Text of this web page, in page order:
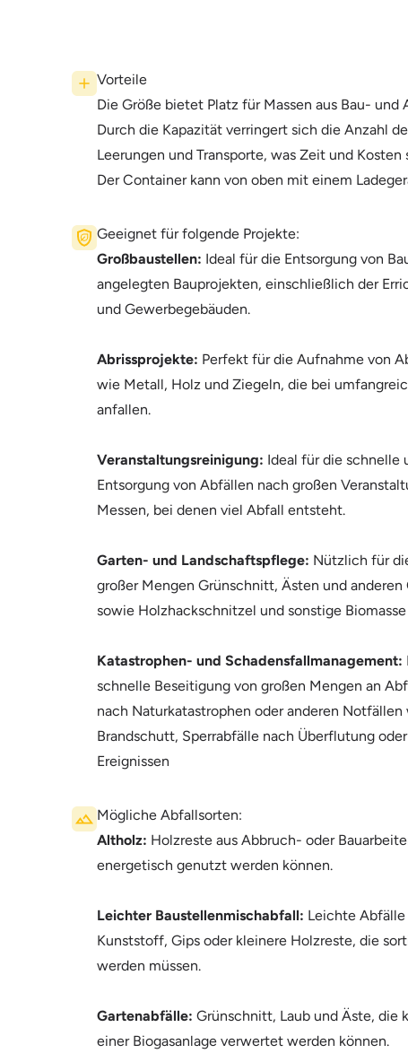
Vorteile
Die Größe bietet Platz für Massen aus Bau- und
Durch die Kapazität verringert sich die Anzahl
Leerungen und Transporte, was Zeit und Kosten
Der Container kann von oben mit einem
Geeignet für folgende Projekte:
Großbaustellen: Ideal für die Entsorgung von
angelegten Bauprojekten, einschließlich der
und Gewerbegebäuden.
Abrissprojekte: Perfekt für die Aufnahme von
wie Metall, Holz und Ziegeln, die bei
anfallen.
Veranstaltungsreinigung: Ideal für die schnelle
Entsorgung von Abfällen nach großen
Messen, bei denen viel Abfall entsteht.
Garten- und Landschaftspflege: Nützlich für
großer Mengen Grünschnitt, Ästen und anderen
sowie Holzhackschnitzel und sonstige Biomasse
Katastrophen- und Schadensfallmanagement:
schnelle Beseitigung von großen Mengen an
nach Naturkatastrophen oder anderen Notfällen
Brandschutt, Sperrabfälle nach Überflutung
Ereignissen
Mögliche Abfallsorten:
Altholz: Holzreste aus Abbruch- oder
energetisch genutzt werden können.
Leichter Baustellenmischabfall: Leichte
Kunststoff, Gips oder kleinere Holzreste, die
werden müssen.
Gartenabfälle: Grünschnitt, Laub und Äste, die
einer Biogasanlage verwertet werden können.